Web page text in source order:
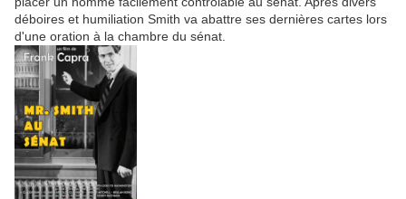
déboires et humiliation Smith va abattre ses dernières cartes lors
d'une oration à la chambre du sénat.